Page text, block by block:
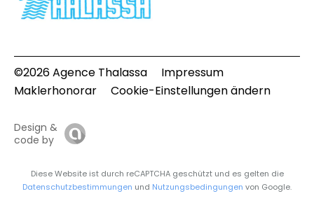
©2026 Agence Thalassa
Impressum
Maklerhonorar
Cookie-Einstellungen ändern
Design &
code by
Diese Website ist durch reCAPTCHA geschützt und es gelten die
Datenschutzbestimmungen und Nutzungsbedingungen von Google.